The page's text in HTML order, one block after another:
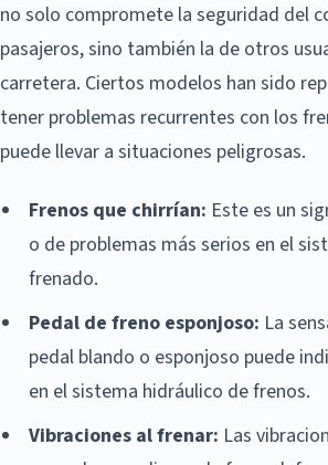
no solo compromete la seguridad del
pasajeros, sino también la de otros
carretera. Ciertos modelos han sido
tener problemas recurrentes con los
puede llevar a situaciones peligrosas.
Frenos que chirrían: Este es un
o de problemas más serios en el
frenado.
Pedal de freno esponjoso: La
pedal blando o esponjoso puede
en el sistema hidráulico de frenos.
Vibraciones al frenar: Las